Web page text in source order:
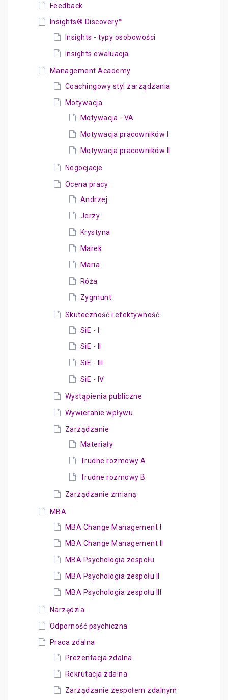
Feedback
Insights® Discovery™
Insights - typy osobowości
Insights ewaluacja
Management Academy
Coachingowy styl zarządzania
Motywacja
Motywacja - VA
Motywacja pracowników I
Motywacja pracowników II
Negocjacje
Ocena pracy
Andrzej
Jerzy
Krystyna
Marek
Maria
Róża
Zygmunt
Skuteczność i efektywność
SiE - I
SiE - II
SiE - III
SiE - IV
Wystąpienia publiczne
Wywieranie wpływu
Zarządzanie
Materiały
Trudne rozmowy A
Trudne rozmowy B
Zarządzanie zmianą
MBA
MBA Change Management I
MBA Change Management II
MBA Psychologia zespołu
MBA Psychologia zespołu II
MBA Psychologia zespołu III
Narzędzia
Odporność psychiczna
Praca zdalna
Prezentacja zdalna
Rekrutacja zdalna
Zarządzanie zespołem zdalnym